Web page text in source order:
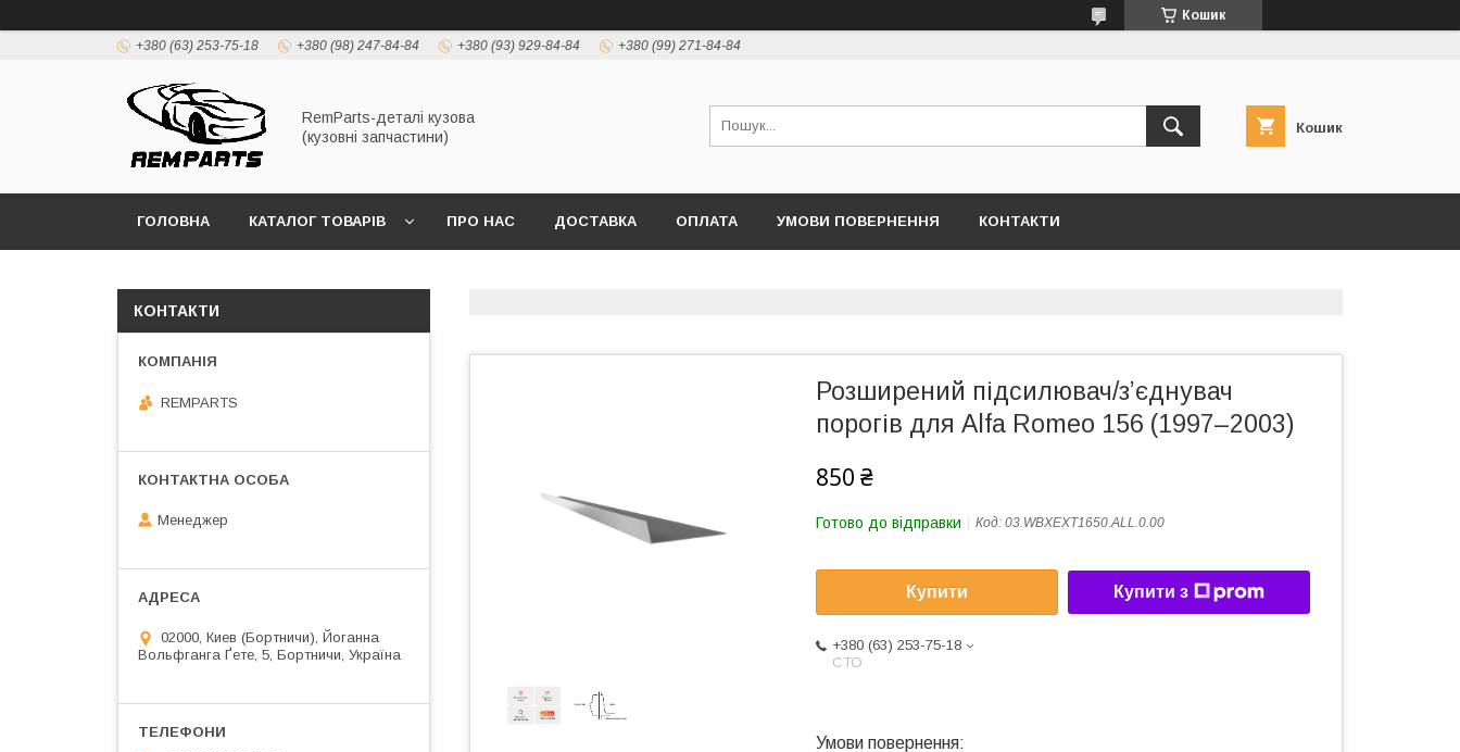
Кошик
+380 (63) 253-75-18 +380 (98) 247-84-84 +380 (93) 929-84-84 +380 (99) 271-84-84
RemParts-деталі кузова
(кузовні запчастини)
Кошик
ГОЛОВНА КАТАЛОГ ТОВАРІВ ПРО НАС ДОСТАВКА ОПЛАТА УМОВИ ПОВЕРНЕННЯ КОНТАКТИ
Розширений підсилювач/зʼєднувач
порогів для Alfa Romeo 156 (1997–2003)
850 ₴
Готово до відправки Код: 03.WBXEXT1650.ALL.0.00
Купити Купити з
+380 (63) 253-75-18
СТО
КОНТАКТИ
REMPARTS
Менеджер
02000, Киев (Бортничи), Йоганна
Вольфганга Ґете, 5, Бортничи, Україна